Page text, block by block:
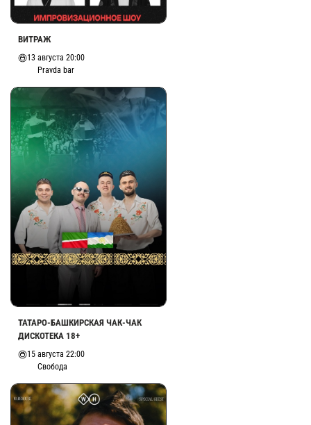
ВИТРАЖ
13 августа 20:00
Pravda bar
ТАТАРО-БАШКИРСКАЯ ЧАК-ЧАК
ДИСКОТЕКА 18+
15 августа 22:00
Свобода